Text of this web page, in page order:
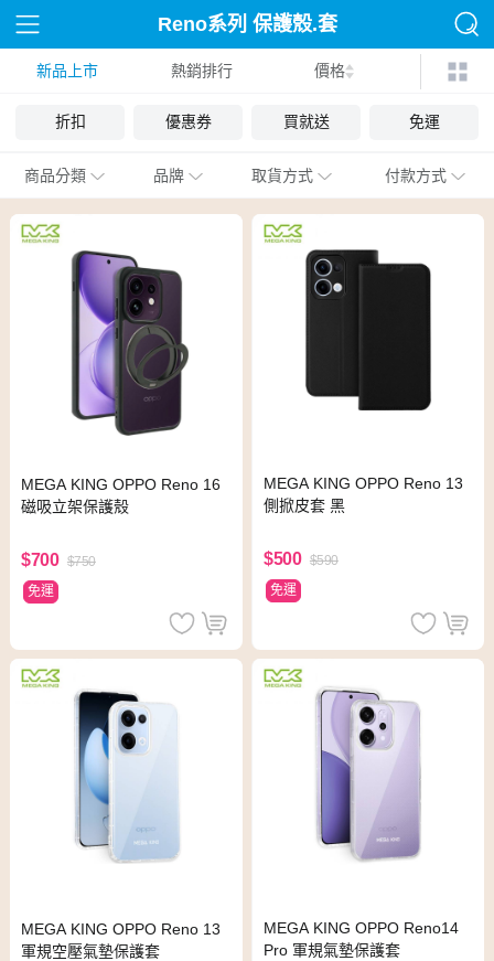
Reno系列 保護殼.套
新品上市 熱銷排行 價格
折扣 優惠券 買就送 免運
商品分類 品牌 取貨方式 付款方式
MEGA KING OPPO Reno 16
磁吸立架保護殼
$700 $750
免運
MEGA KING OPPO Reno 13
側掀皮套 黑
$500 $590
免運
MEGA KING OPPO Reno 13
軍規空壓氣墊保護套
MEGA KING OPPO Reno14
Pro 軍規氣墊保護套